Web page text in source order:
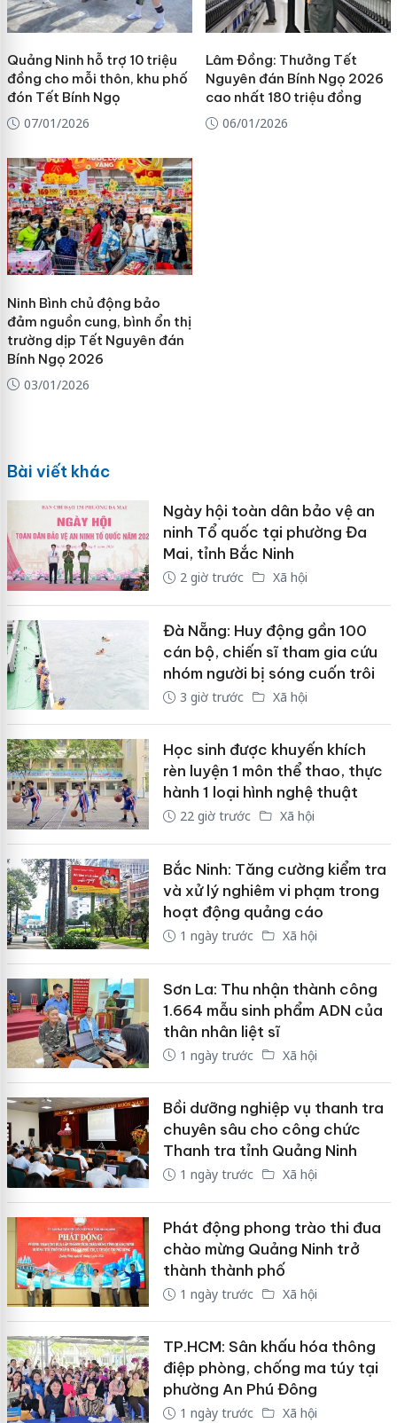
Quảng Ninh hỗ trợ 10 triệu
đồng cho mỗi thôn, khu phố
đón Tết Bính Ngọ
07/01/2026
Lâm Đồng: Thưởng Tết
Nguyên đán Bính Ngọ 2026
cao nhất 180 triệu đồng
06/01/2026
Ninh Bình chủ động bảo
đảm nguồn cung, bình ổn thị
trường dịp Tết Nguyên đán
Bính Ngọ 2026
03/01/2026
Bài viết khác
Ngày hội toàn dân bảo vệ an
ninh Tổ quốc tại phường Đa
Mai, tỉnh Bắc Ninh
2 giờ trước Xã hội
Đà Nẵng: Huy động gần 100
cán bộ, chiến sĩ tham gia cứu
nhóm người bị sóng cuốn trôi
3 giờ trước Xã hội
Học sinh được khuyến khích
rèn luyện 1 môn thể thao, thực
hành 1 loại hình nghệ thuật
22 giờ trước Xã hội
Bắc Ninh: Tăng cường kiểm tra
và xử lý nghiêm vi phạm trong
hoạt động quảng cáo
1 ngày trước Xã hội
Sơn La: Thu nhận thành công
1.664 mẫu sinh phẩm ADN của
thân nhân liệt sĩ
1 ngày trước Xã hội
Bồi dưỡng nghiệp vụ thanh tra
chuyên sâu cho công chức
Thanh tra tỉnh Quảng Ninh
1 ngày trước Xã hội
Phát động phong trào thi đua
chào mừng Quảng Ninh trở
thành thành phố
1 ngày trước Xã hội
TP.HCM: Sân khấu hóa thông
điệp phòng, chống ma túy tại
phường An Phú Đông
1 ngày trước Xã hội